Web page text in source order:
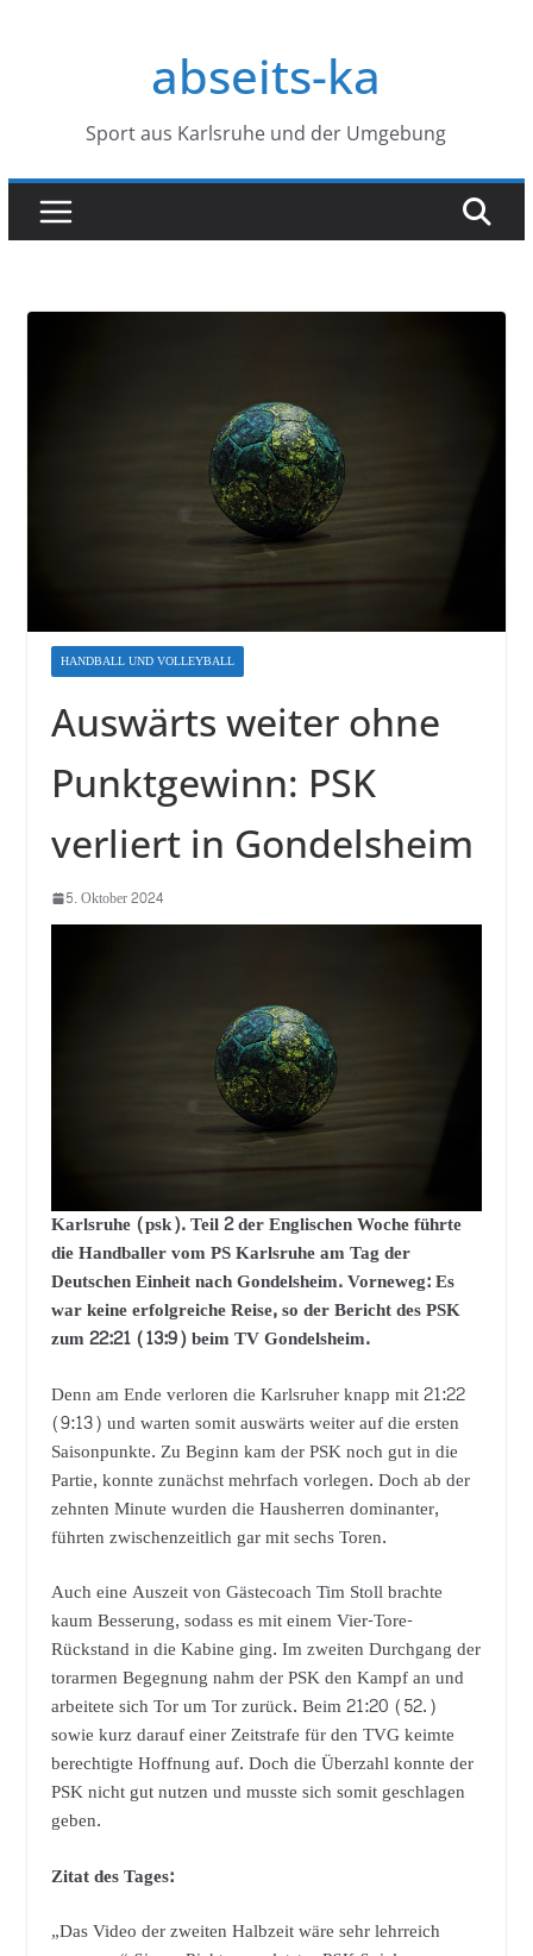
abseits-ka
Sport aus Karlsruhe und der Umgebung
HANDBALL UND VOLLEYBALL
Auswärts weiter ohne
Punktgewinn: PSK
verliert in Gondelsheim
5. Oktober 2024
Karlsruhe (psk). Teil 2 der Englischen Woche führte
die Handballer vom PS Karlsruhe am Tag der
Deutschen Einheit nach Gondelsheim. Vorneweg: Es
war keine erfolgreiche Reise, so der Bericht des PSK
zum 22:21 (13:9) beim TV Gondelsheim.
Denn am Ende verloren die Karlsruher knapp mit 21:22
(9:13) und warten somit auswärts weiter auf die ersten
Saisonpunkte. Zu Beginn kam der PSK noch gut in die
Partie, konnte zunächst mehrfach vorlegen. Doch ab der
zehnten Minute wurden die Hausherren dominanter,
führten zwischenzeitlich gar mit sechs Toren.
Auch eine Auszeit von Gästecoach Tim Stoll brachte
kaum Besserung, sodass es mit einem Vier-Tore-
Rückstand in die Kabine ging. Im zweiten Durchgang der
torarmen Begegnung nahm der PSK den Kampf an und
arbeitete sich Tor um Tor zurück. Beim 21:20 (52.)
sowie kurz darauf einer Zeitstrafe für den TVG keimte
berechtigte Hoffnung auf. Doch die Überzahl konnte der
PSK nicht gut nutzen und musste sich somit geschlagen
geben.
Zitat des Tages:
„Das Video der zweiten Halbzeit wäre sehr lehrreich